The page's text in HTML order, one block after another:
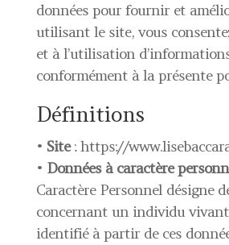
données pour fournir et
utilisant le site, vous
et à l’utilisation
conformément à la présente
Définitions
• Site: https://
• Données à caractère
Caractère Personnel désigne
concernant un individu
identifié à partir de ces